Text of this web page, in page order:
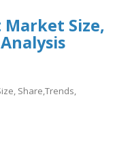
Market Size,
Share,Trends,